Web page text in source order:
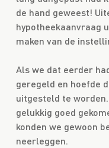
de hand geweest!
hypotheekaanvraag
maken van de
Als we dat eerder
geregeld en hoefde
uitgesteld te
gelukkig goed
konden we gewoon
neerleggen.